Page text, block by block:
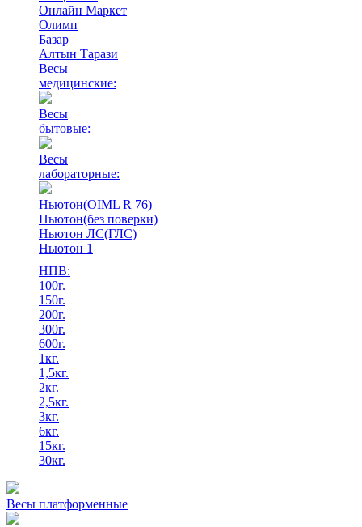
Онлайн Маркет
Олимп
Базар
Алтын Тарази
Весы
медицинские:
Весы
бытовые:
Весы
лабораторные:
Ньютон(OIML R 76)
Ньютон(без поверки)
Ньютон ЛС(ГЛС)
Ньютон 1
НПВ:
100г.
150г.
200г.
300г.
600г.
1кг.
1,5кг.
2кг.
2,5кг.
3кг.
6кг.
15кг.
30кг.
Весы платформенные